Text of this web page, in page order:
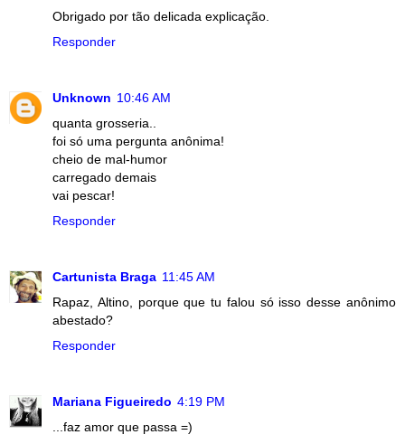
Obrigado por tão delicada explicação.
Responder
Unknown 10:46 AM
quanta grosseria..
foi só uma pergunta anônima!
cheio de mal-humor
carregado demais
vai pescar!
Responder
Cartunista Braga 11:45 AM
Rapaz, Altino, porque que tu falou só isso desse anônimo
abestado?
Responder
Mariana Figueiredo 4:19 PM
...faz amor que passa =)